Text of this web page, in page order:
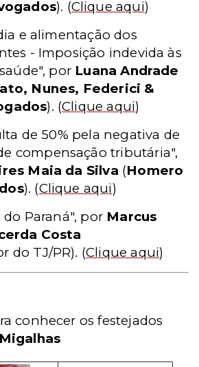
). (Clique aqui)
e alimentação dos
- Imposição indevida às
por Luana Andrade
Nunes, Federici &
). (Clique aqui)
de 50% pela negativa de
compensação tributária",
Maia da Silva (Homero
). (Clique aqui)
do Paraná", por Marcus
Costa
do TJ/PR). (Clique aqui)
conhecer os festejados
Migalhas